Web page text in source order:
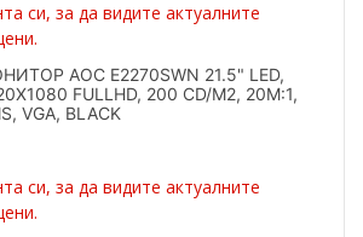
си, за да видите актуалните
AOC E2270SWN 21.5" LED,
FULLHD, 200 CD/M2, 20M:1,
VGA, BLACK
си, за да видите актуалните